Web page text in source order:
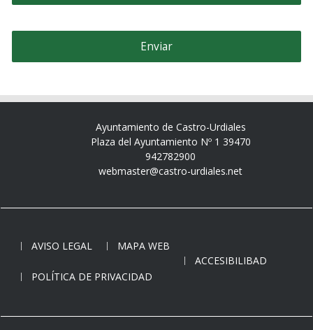
Ayuntamiento de Castro-Urdiales
Plaza del Ayuntamiento Nº 1 39470
942782900
webmaster@castro-urdiales.net
AVISO LEGAL
MAPA WEB
ACCESIBILIBAD
POLÍTICA DE PRIVACIDAD